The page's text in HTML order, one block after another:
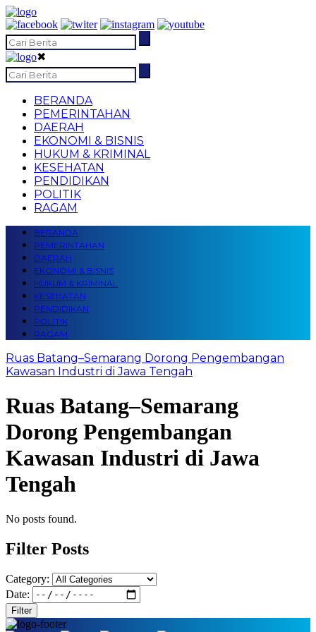
✖
BERANDA
PEMERINTAHAN
DAERAH
EKONOMI & BISNIS
HUKUM & KRIMINAL
KESEHATAN
PENDIDIKAN
POLITIK
RAGAM
BERANDA
PEMERINTAHAN
DAERAH
EKONOMI & BISNIS
HUKUM & KRIMINAL
KESEHATAN
PENDIDIKAN
POLITIK
RAGAM
Ruas Batang–Semarang Dorong Pengembangan
Kawasan Industri di Jawa Tengah
Ruas Batang–Semarang
Dorong Pengembangan
Kawasan Industri di Jawa
Tengah
No posts found.
Filter Posts
Category:
Date:
Filter